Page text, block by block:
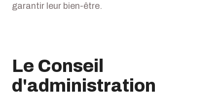
garantir leur bien-être.
Le Conseil
d'administration